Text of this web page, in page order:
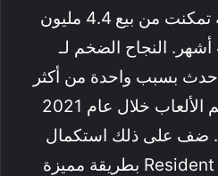
Remake، فإن تلك اللعبة تمكنت من بيع 4.4 مليون
نسخة خلال عام كامل و4 أشهر. النجاح الضخم لـ
Resident Evil Village حدث بسبب واحدة من أكثر
الشخصيات تميزًا في عالم الألعاب خلال عام 2021
وهي Lady Dimitrescu. ضف على ذلك استكمال
قصة Resident Evil 7: Biohazard بطريقة مميزة